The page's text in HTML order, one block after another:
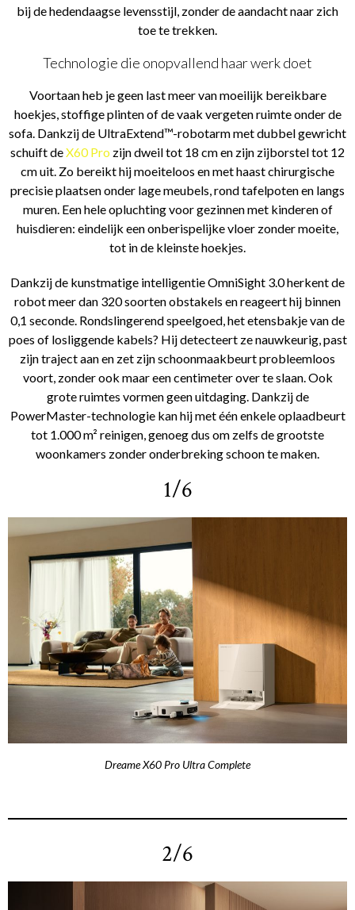
bij de hedendaagse levensstijl, zonder de aandacht naar zich
toe te trekken.
Technologie die onopvallend haar werk doet
Voortaan heb je geen last meer van moeilijk bereikbare
hoekjes, stoffige plinten of de vaak vergeten ruimte onder de
sofa. Dankzij de UltraExtend™-robotarm met dubbel gewricht
schuift deX60 Pro zijn dweil tot 18 cm en zijn zijborstel tot 12
cm uit. Zo bereikt hij moeiteloos en met haast chirurgische
precisie plaatsen onder lage meubels, rond tafelpoten en langs
muren. Een hele opluchting voor gezinnen met kinderen of
huisdieren: eindelijk een onberispelijke vloer zonder moeite,
tot in de kleinste hoekjes.
Dankzij de kunstmatige intelligentie OmniSight 3.0 herkent de
robot meer dan 320 soorten obstakels en reageert hij binnen
0,1 seconde. Rondslingerend speelgoed, het etensbakje van de
poes of losliggende kabels? Hij detecteert ze nauwkeurig, past
zijn traject aan en zet zijn schoonmaakbeurt probleemloos
voort, zonder ook maar een centimeter over te slaan. Ook
grote ruimtes vormen geen uitdaging. Dankzij de
PowerMaster-technologie kan hij met één enkele oplaadbeurt
tot 1.000 m² reinigen, genoeg dus om zelfs de grootste
woonkamers zonder onderbreking schoon te maken.
1/6
Dreame X60 Pro Ultra Complete
2/6